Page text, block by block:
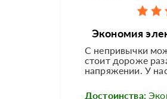
Экономия
С непривычки
стоит дороже
напряжении. У
Достоинства: